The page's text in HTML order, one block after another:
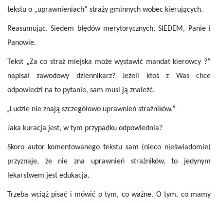
tekstu o „uprawnieniach” straży gminnych wobec kierujących.
Reasumując. Siedem błędów merytorycznych. SIEDEM, Panie i
Panowie.
Tekst „Za co straż miejska może wystawić mandat kierowcy ?”
napisał zawodowy dziennikarz? Jeżeli ktoś z Was chce
odpowiedzi na to pytanie, sam musi ją znaleźć.
„Ludzie nie znają szczegółowo uprawnień strażników.”
Jaka kuracja jest, w tym przypadku odpowiednia?
Skoro autor komentowanego tekstu sam (nieco nieświadomie)
przyznaje, że nie zna uprawnień strażników, to jedynym
lekarstwem jest edukacja.
Trzeba wciąż pisać i mówić o tym, co ważne. O tym, co mamy